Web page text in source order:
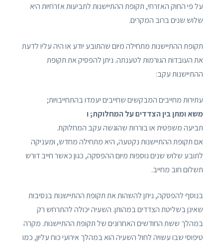
על פי החוק האזרחי, תקופת ההתיישנות לתביעות אזרחיות היא
שלוש שנים ברוב המקרים.
תקופת ההתיישנות מתחילה מיום שהתובע יודע או היה עליו לדעת
את העובדות הגורמות לטענתה. ניתן להפסיק את תקופת
ההתיישנות עקב:
עתירות מחייבים המבקשים שחייבים יעמדו בהתחייבויות;
משא ומתן בין הצדדים על המחלוקת; ו
תביעה משפטית או בוררות שהוגשה עקב המחלוקת.
אם תקופת ההתיישנות נקטעה, היא מתחילה מחדש, ומעניקה
לתובע שלוש שנים נוספות מיום ההפסקה, כגון כאשר חייב דורש
תשלום חוב מחייב.
בנוסף להפסקה, ניתן להשהות את תקופת ההתיישנות בנסיבות
שאינן בשליטת הצדדים במהותן. השעיה יכולה להתרחש רק
במהלך ששת החודשים האחרונים של תקופת ההתיישנות. מקרה
טיפוסי שבו עשויה לחול השעיה הוא במהלך אירועי כוח עליון, כמו